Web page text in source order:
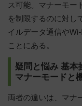
ス可能。マナーモー
を制限するのに対し
イルデータ通信や
ことにある。
疑問と悩み 基本
マナーモードと
両者の違いは、マナ